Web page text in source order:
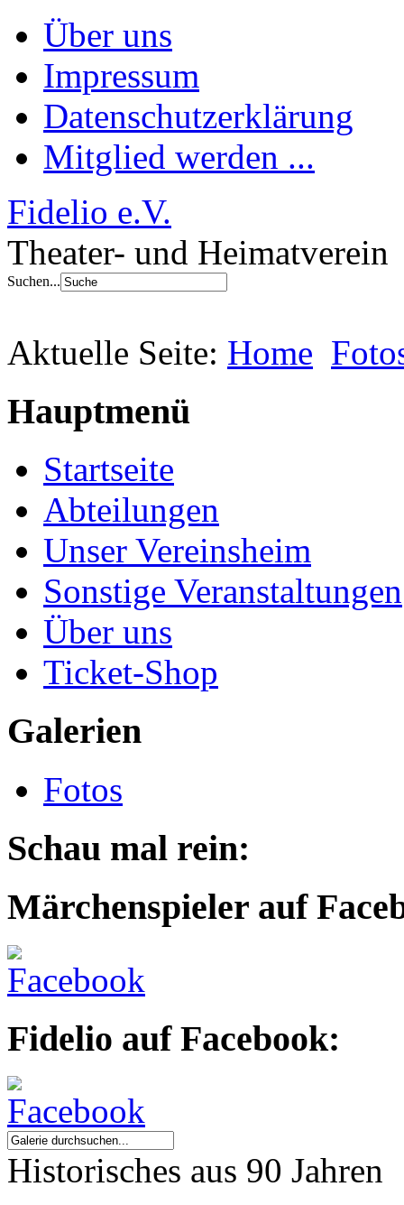
Über uns
Impressum
Datenschutzerklärung
Mitglied werden ...
Fidelio e.V.
Theater- und Heimatverein
Suchen...
Aktuelle Seite: Home
Hauptmenü
Startseite
Abteilungen
Unser Vereinsheim
Sonstige Veranstaltungen
Über uns
Ticket-Shop
Galerien
Fotos
Schau mal rein:
Märchenspieler auf
Fidelio auf Facebook:
Historisches aus 90 Jahren